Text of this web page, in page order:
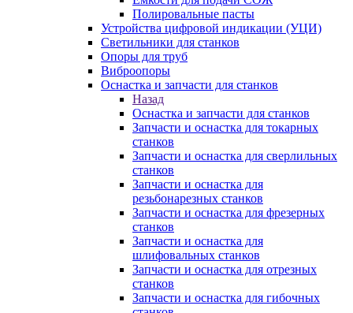
Полировальные пасты
Устройства цифровой индикации (УЦИ)
Светильники для станков
Опоры для труб
Виброопоры
Оснастка и запчасти для станков
Назад
Оснастка и запчасти для станков
Запчасти и оснастка для токарных
станков
Запчасти и оснастка для сверлильных
станков
Запчасти и оснастка для
резьбонарезных станков
Запчасти и оснастка для фрезерных
станков
Запчасти и оснастка для
шлифовальных станков
Запчасти и оснастка для отрезных
станков
Запчасти и оснастка для гибочных